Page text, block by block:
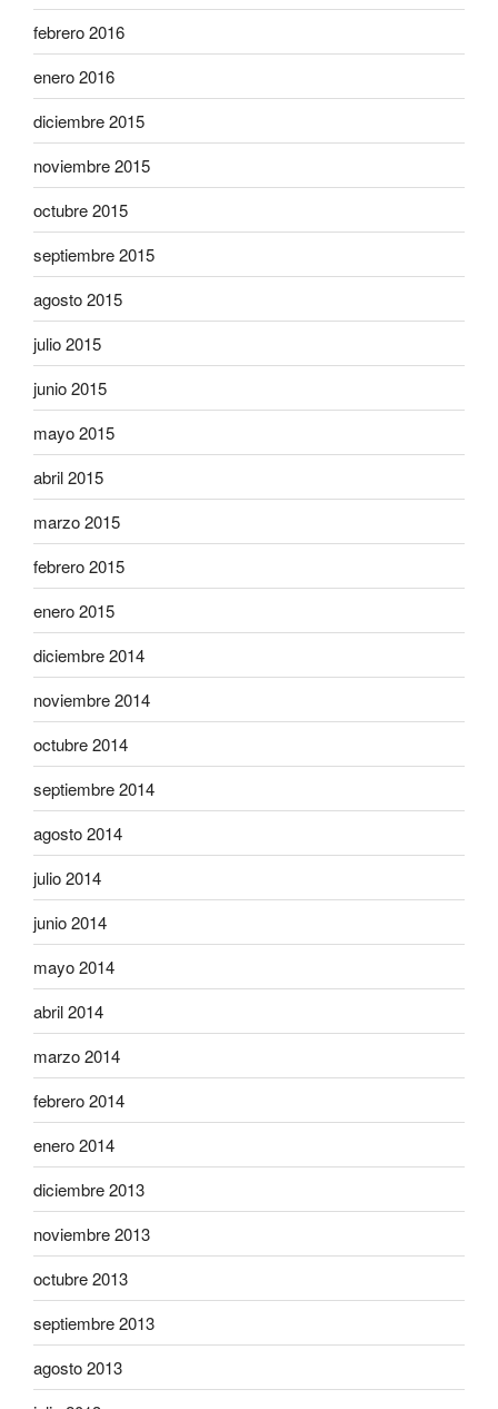
febrero 2016
enero 2016
diciembre 2015
noviembre 2015
octubre 2015
septiembre 2015
agosto 2015
julio 2015
junio 2015
mayo 2015
abril 2015
marzo 2015
febrero 2015
enero 2015
diciembre 2014
noviembre 2014
octubre 2014
septiembre 2014
agosto 2014
julio 2014
junio 2014
mayo 2014
abril 2014
marzo 2014
febrero 2014
enero 2014
diciembre 2013
noviembre 2013
octubre 2013
septiembre 2013
agosto 2013